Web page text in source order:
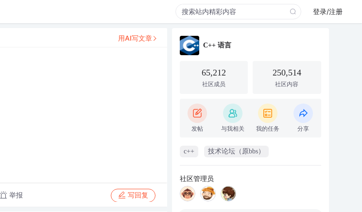
登录/注册
举报 写回复
用AI写文章
C++ 语言
65,212
社区成员
250,514
社区内容
发帖 与我相关 我的任务 分享
c++ 技术论坛（原bbs）
社区管理员